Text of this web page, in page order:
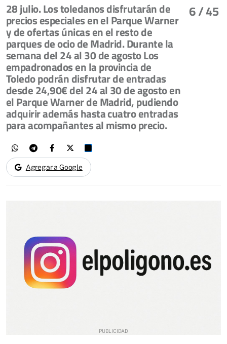
6/ 45
28 julio. Los toledanos disfrutarán de
precios especiales en el Parque Warner
y de ofertas únicas en el resto de
parques de ocio de Madrid. Durante la
semana del 24 al 30 de agosto Los
empadronados en la provincia de
Toledo podrán disfrutar de entradas
desde 24,90€ del 24 al 30 de agosto en
el Parque Warner de Madrid, pudiendo
adquirir además hasta cuatro entradas
para acompañantes al mismo precio.
Agregar a Google